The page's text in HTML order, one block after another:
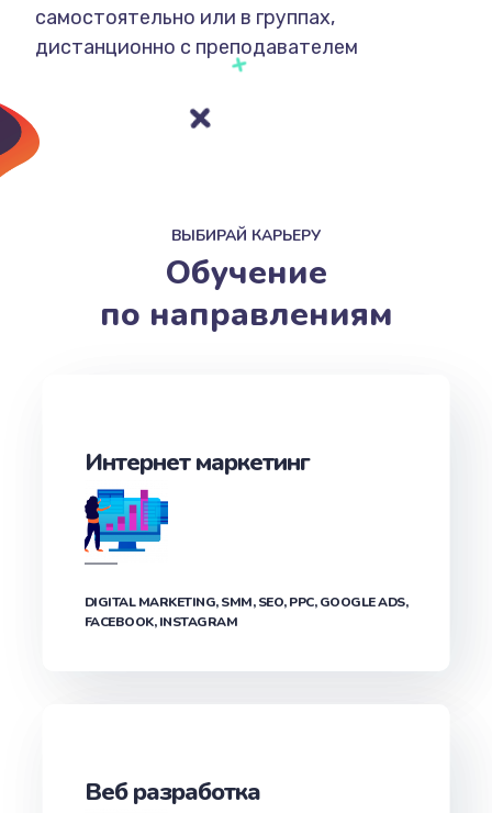
самостоятельно или в группах,
дистанционно с преподавателем
ВЫБИРАЙ КАРЬЕРУ
Обучение
по направлениям
Интернет маркетинг
DIGITAL MARKETING, SMM, SEO, PPC, GOOGLE ADS,
FACEBOOK, INSTAGRAM
Веб разработка